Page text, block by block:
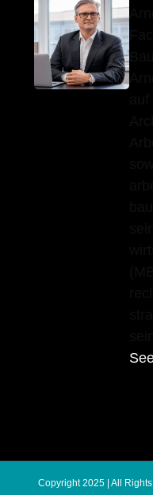
Copyright 2025 | All